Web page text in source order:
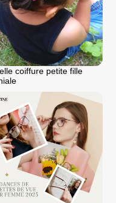
coiffure petite fille